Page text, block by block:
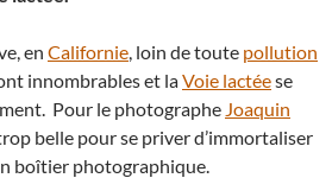
en Californie, loin de toute pollution
innombrables et laVoie lactéese
Pour le photographe Joaquin
belle pour se priver d’immortaliser
boîtier photographique.